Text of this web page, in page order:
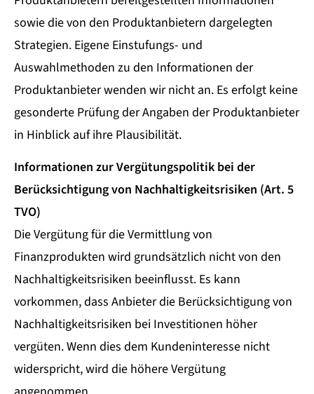
sowie die von den Produktanbietern dargelegten
Strategien. Eigene Einstufungs- und
Auswahlmethoden zu den Informationen der
Produktanbieter wenden wir nicht an. Es erfolgt keine
gesonderte Prüfung der Angaben der Produktanbieter
in Hinblick auf ihre Plausibilität.
Informationen zur Vergütungspolitik bei der
Berücksichtigung von Nachhaltigkeitsrisiken (Art. 5
TVO)
Die Vergütung für die Vermittlung von
Finanzprodukten wird grundsätzlich nicht von den
Nachhaltigkeitsrisiken beeinflusst. Es kann
vorkommen, dass Anbieter die Berücksichtigung von
Nachhaltigkeitsrisiken bei Investitionen höher
vergüten. Wenn dies dem Kundeninteresse nicht
widerspricht, wird die höhere Vergütung